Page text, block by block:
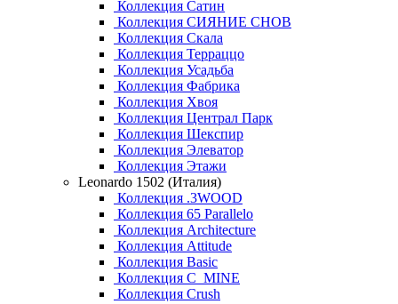
Коллекция Сатин
Коллекция СИЯНИЕ СНОВ
Коллекция Скала
Коллекция Терраццо
Коллекция Усадьба
Коллекция Фабрика
Коллекция Хвоя
Коллекция Централ Парк
Коллекция Шекспир
Коллекция Элеватор
Коллекция Этажи
Leonardo 1502 (Италия)
Коллекция .3WOOD
Коллекция 65 Parallelo
Коллекция Architecture
Коллекция Attitude
Коллекция Basic
Коллекция C_MINE
Коллекция Crush